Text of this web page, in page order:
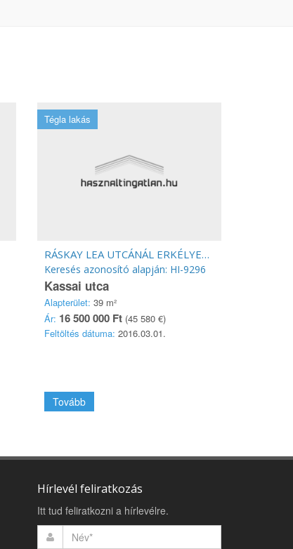
Tégla lakás
RÁSKAY LEA UTCÁNÁL ERKÉLYES, GYÖNYÖRŰEN FELÚJÍTOTT
Keresés azonosító alapján: HI-9296
Kassai utca
Alapterület: 39 m²
Ár: 16 500 000 Ft(45 580 €)
Feltöltés dátuma: 2016.03.01.
Tovább
Hírlevél feliratkozás
Itt tud feliratkozni a hírlevélre.